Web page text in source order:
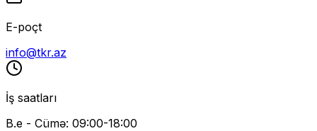
E-poçt
info@tkr.az
İş saatları
B.e - Cümə: 09:00-18:00